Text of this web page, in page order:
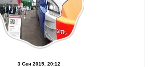
3 Сен 2015, 20:12